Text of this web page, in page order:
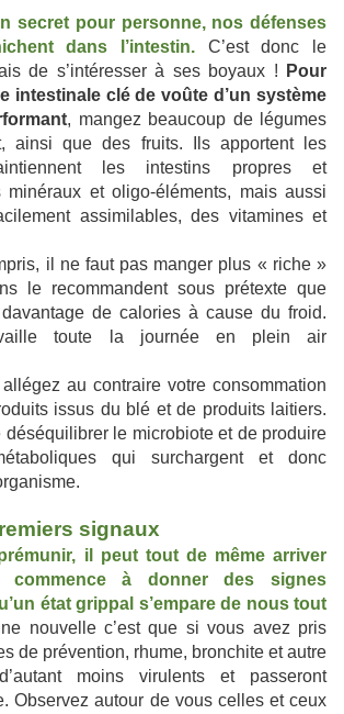
secret pour personne, nos défenses
dans l’intestin. C’est donc le
de s’intéresser à ses boyaux !
Pour
intestinale clé de voûte d’un système
, mangez beaucoup de légumes
ainsi que des fruits. Ils apportent les
les intestins propres et
minéraux et oligo-éléments, mais aussi
assimilables, des vitamines et
il ne faut pas manger plus « riche »
le recommandent sous prétexte que
de calories à cause du froid.
toute la journée en plein air
au contraire votre consommation
issus du blé et de produits laitiers.
déséquilibrer le microbiote et de produire
qui surchargent et donc
signaux
il peut tout de même arriver
à donner des signes
état grippal s’empare de nous tout
nouvelle c’est que si vous avez pris
de prévention, rhume, bronchite et autre
moins virulents et passeront
Observez autour de vous celles et ceux